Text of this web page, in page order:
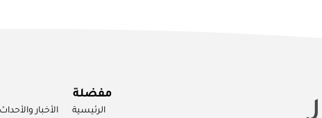
مفضلة
الرئيسية الأخبار والأحداث